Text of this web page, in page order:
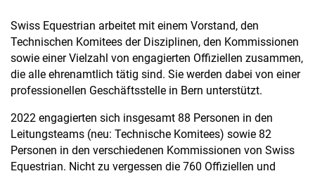
Swiss Equestrian arbeitet mit einem Vorstand, den
Technischen Komitees der Disziplinen, den Kommissionen
sowie einer Vielzahl von engagierten Offiziellen zusammen,
die alle ehrenamtlich tätig sind. Sie werden dabei von einer
professionellen Geschäftsstelle in Bern unterstützt.
2022 engagierten sich insgesamt 88 Personen in den
Leitungsteams (neu: Technische Komitees) sowie 82
Personen in den verschiedenen Kommissionen von Swiss
Equestrian. Nicht zu vergessen die 760 Offiziellen und